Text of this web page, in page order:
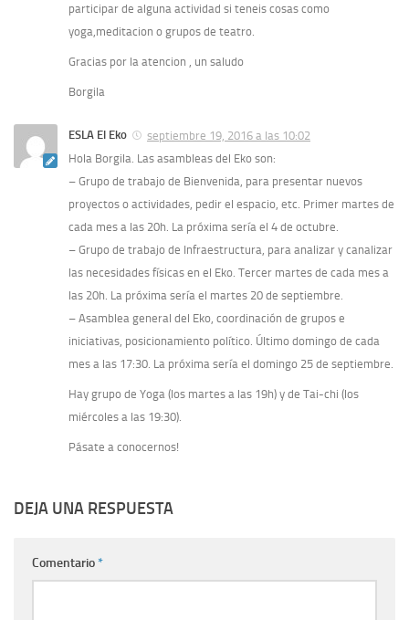
participar de alguna actividad si teneis cosas como
yoga,meditacion o grupos de teatro.
Gracias por la atencion , un saludo
Borgila
ESLA El Eko
septiembre 19, 2016 a las 10:02
Hola Borgila. Las asambleas del Eko son:
– Grupo de trabajo de Bienvenida, para presentar nuevos
proyectos o actividades, pedir el espacio, etc. Primer martes de
cada mes a las 20h. La próxima sería el 4 de octubre.
– Grupo de trabajo de Infraestructura, para analizar y canalizar
las necesidades físicas en el Eko. Tercer martes de cada mes a
las 20h. La próxima sería el martes 20 de septiembre.
– Asamblea general del Eko, coordinación de grupos e
iniciativas, posicionamiento político. Último domingo de cada
mes a las 17:30. La próxima sería el domingo 25 de septiembre.
Hay grupo de Yoga (los martes a las 19h) y de Tai-chi (los
miércoles a las 19:30).
Pásate a conocernos!
DEJA UNA RESPUESTA
Comentario*